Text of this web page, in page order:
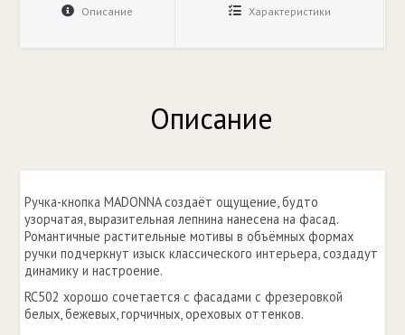
Описание Характеристики
Описание
Ручка-кнопка MADONNA создаёт ощущение, будто
узорчатая, выразительная лепнина нанесена на фасад.
Романтичные растительные мотивы в объёмных формах
ручки подчеркнут изыск классического интерьера, создадут
динамику и настроение.
RC502 хорошо сочетается с фасадами с фрезеровкой
белых, бежевых, горчичных, ореховых оттенков.